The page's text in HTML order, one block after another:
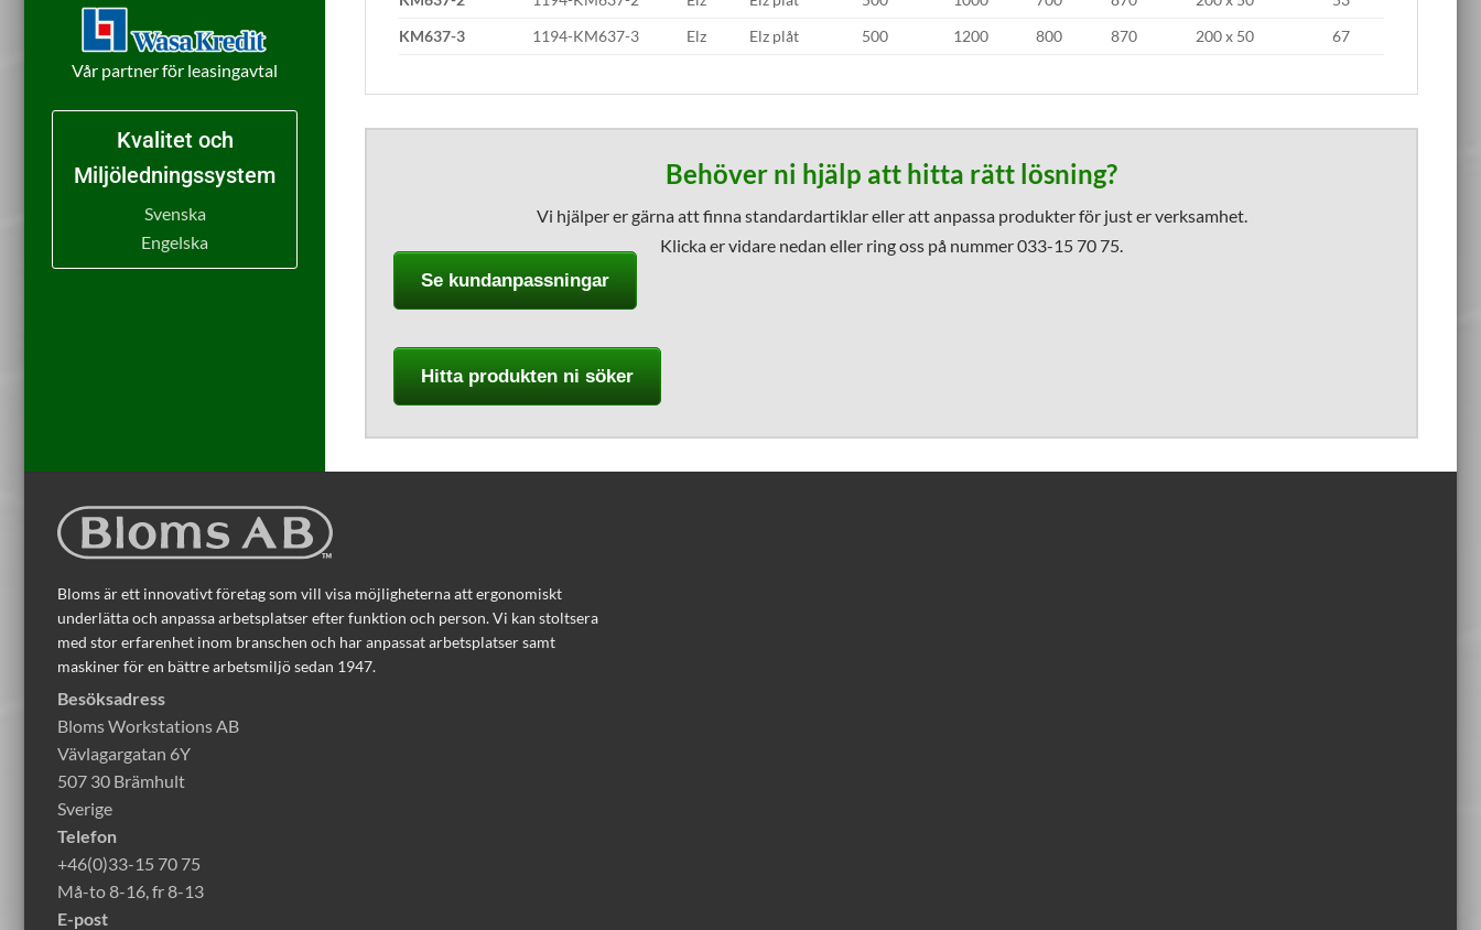
Vår partner för leasingavtal
Kvalitet och
Miljöledningssystem
Svenska
Engelska
KM637-3
1194-KM637-3 Elz Elz plåt 500 1200 800 870 200 x 50 67
Behöver ni hjälp att hitta rätt lösning?
Vi hjälper er gärna att finna standardartiklar eller att anpassa produkter för just er verksamhet.
Klicka er vidare nedan eller ring oss på nummer 033-15 70 75.
Se kundanpassningar
Hitta produkten ni söker
Bloms är ett innovativt företag som vill visa möjligheterna att ergonomiskt
underlätta och anpassa arbetsplatser efter funktion och person. Vi kan stoltsera
med stor erfarenhet inom branschen och har anpassat arbetsplatser samt
maskiner för en bättre arbetsmiljö sedan 1947.
Besöksadress
Bloms Workstations AB
Vävlagargatan 6Y
507 30 Brämhult
Sverige
Telefon
+46(0)33-15 70 75
Må-to 8-16, fr 8-13
E-post